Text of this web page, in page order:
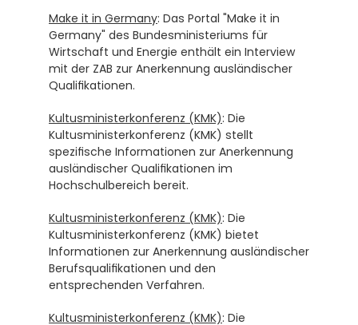
Make it in Germany: Das Portal "Make it in
Germany" des Bundesministeriums für
Wirtschaft und Energie enthält ein Interview
mit der ZAB zur Anerkennung ausländischer
Qualifikationen.
Kultusministerkonferenz (KMK): Die
Kultusministerkonferenz (KMK) stellt
spezifische Informationen zur Anerkennung
ausländischer Qualifikationen im
Hochschulbereich bereit.
Kultusministerkonferenz (KMK): Die
Kultusministerkonferenz (KMK) bietet
Informationen zur Anerkennung ausländischer
Berufsqualifikationen und den
entsprechenden Verfahren.
Kultusministerkonferenz (KMK): Die